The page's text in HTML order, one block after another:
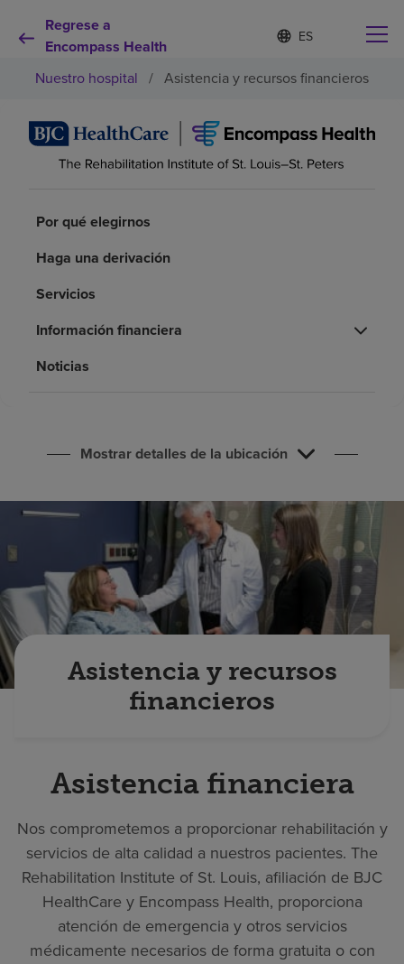
Regrese a
Encompass Health
Lista
de
idiomas
contraída
d
o
s
e
l
Por qué debe elegirnos
Pacientes y cuidadores
Acerca de nosotros
Empleos
Pagar mi factura
Nuestro hospital / Asistencia y recursos financieros
Por qué elegirnos
Haga una derivación
Servicios
Información financiera
Noticias
Mostrar detalles de la ubicación
Asistencia y recursos
financieros
Asistencia financiera
Nos comprometemos a proporcionar rehabilitación y
servicios de alta calidad a nuestros pacientes. The
Rehabilitation Institute of St. Louis, afiliación de BJC
HealthCare y Encompass Health, proporciona
atención de emergencia y otros servicios
médicamente necesarios de forma gratuita o con